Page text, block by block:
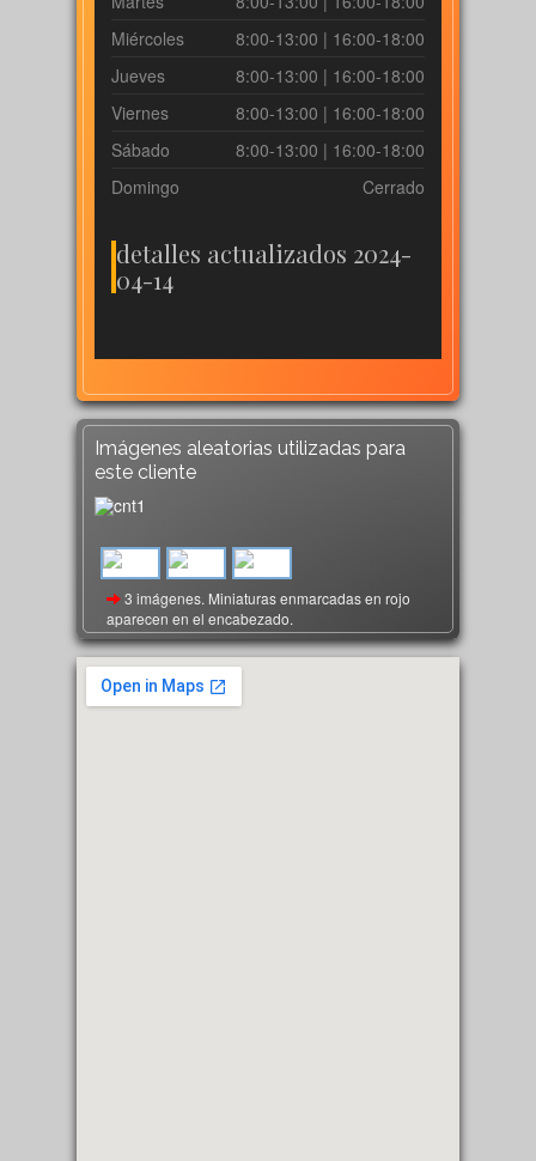
Miércoles
8:00-13:00 | 16:00-18:00
Jueves
8:00-13:00 | 16:00-18:00
Viernes
8:00-13:00 | 16:00-18:00
Sábado
8:00-13:00 | 16:00-18:00
Domingo
Cerrado
detalles actualizados 2024-
04-14
Imágenes aleatorias utilizadas para
este cliente
3 imágenes. Miniaturas enmarcadas en rojo
aparecen en el encabezado.